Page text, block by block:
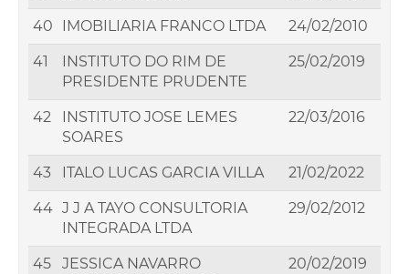
40 IMOBILIARIA FRANCO LTDA 24/02/2010
41
INSTITUTO DO RIM DE
PRESIDENTE PRUDENTE
25/02/2019
42
INSTITUTO JOSE LEMES
SOARES
22/03/2016
43 ITALO LUCAS GARCIA VILLA 21/02/2022
44 J J A TAYO CONSULTORIA
INTEGRADA LTDA
29/02/2012
45
JESSICA NAVARRO
20/02/2019